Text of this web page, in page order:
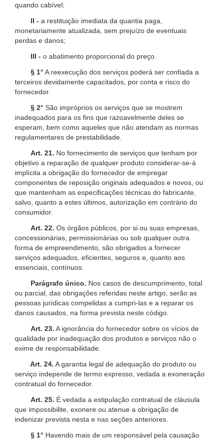
quando cabível;
II - a restituição imediata da quantia paga,
monetariamente atualizada, sem prejuízo de eventuais
perdas e danos;
III - o abatimento proporcional do preço.
§ 1° A reexecução dos serviços poderá ser confiada a
terceiros devidamente capacitados, por conta e risco do
fornecedor.
§ 2° São impróprios os serviços que se mostrem
inadequados para os fins que razoavelmente deles se
esperam, bem como aqueles que não atendam as normas
regulamentares de prestabilidade.
Art. 21. No fornecimento de serviços que tenham por
objetivo a reparação de qualquer produto considerar-se-á
implícita a obrigação do fornecedor de empregar
componentes de reposição originais adequados e novos, ou
que mantenham as especificações técnicas do fabricante,
salvo, quanto a estes últimos, autorização em contrário do
consumidor.
Art. 22. Os órgãos públicos, por si ou suas empresas,
concessionárias, permissionárias ou sob qualquer outra
forma de empreendimento, são obrigados a fornecer
serviços adequados, eficientes, seguros e, quanto aos
essenciais, contínuos.
Parágrafo único. Nos casos de descumprimento, total
ou parcial, das obrigações referidas neste artigo, serão as
pessoas jurídicas compelidas a cumpri-las e a reparar os
danos causados, na forma prevista neste código.
Art. 23. A ignorância do fornecedor sobre os vícios de
qualidade por inadequação dos produtos e serviços não o
exime de responsabilidade.
Art. 24. A garantia legal de adequação do produto ou
serviço independe de termo expresso, vedada a exoneração
contratual do fornecedor.
Art. 25. É vedada a estipulação contratual de cláusula
que impossibilite, exonere ou atenue a obrigação de
indenizar prevista nesta e nas seções anteriores.
§ 1° Havendo mais de um responsável pela causação